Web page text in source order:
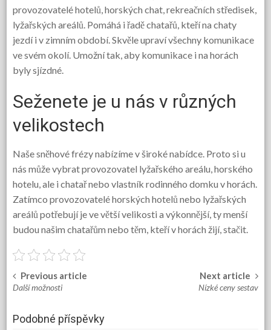
provozovatelé hotelů, horských chat, rekreačních středisek,
lyžařských areálů. Pomáhá i řadě chatařů, kteří na chaty
jezdí i v zimním období. Skvěle upraví všechny komunikace
ve svém okolí. Umožní tak, aby komunikace i na horách
byly sjízdné.
Seženete je u nás v různých
velikostech
Naše sněhové frézy nabízíme v široké nabídce. Proto si u
nás může vybrat provozovatel lyžařského areálu, horského
hotelu, ale i chatař nebo vlastník rodinného domku v horách.
Zatímco provozovatelé horských hotelů nebo lyžařských
areálů potřebují je ve větší velikosti a výkonnější, ty menší
budou našim chatařům nebo těm, kteří v horách žijí, stačit.
Post
Previous article
Další možnosti
Next article
Nízké ceny sestav
Podobné příspěvky